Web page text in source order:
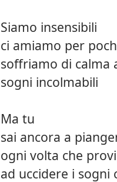
Siamo insensibili
ci amiamo per
soffriamo di calma
sogni incolmabili
Ma tu
sai ancora a
ogni volta che provi
ad uccidere i sogni